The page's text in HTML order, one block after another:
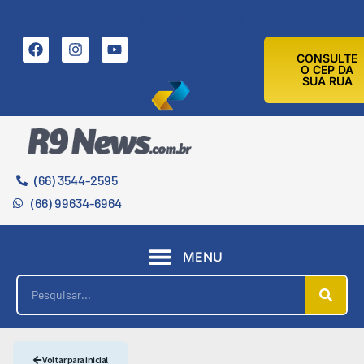
CONSULTE
O CEP DA
SUA RUA
(66) 3544-2595
(66) 99634-6964
MENU
Voltar para inicial